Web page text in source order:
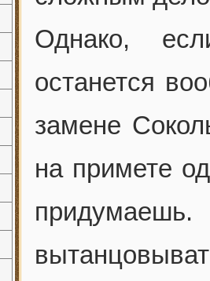
Однако,
останется
замене
на примете